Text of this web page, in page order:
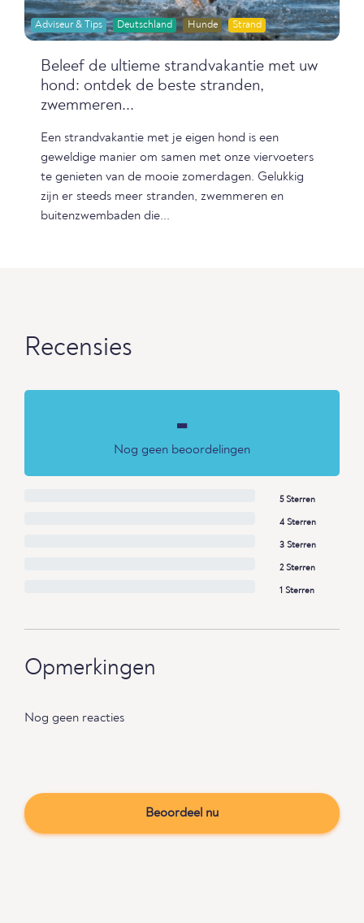
Adviseur & Tips Deutschland Hunde Strand
Beleef de ultieme strandvakantie met uw
hond: ontdek de beste stranden,
zwemmeren...
Een strandvakantie met je eigen hond is een
geweldige manier om samen met onze viervoeters
te genieten van de mooie zomerdagen. Gelukkig
zijn er steeds meer stranden, zwemmeren en
buitenzwembaden die...
Recensies
-
Nog geen beoordelingen
5 Sterren
4 Sterren
3 Sterren
2 Sterren
1 Sterren
Opmerkingen
Nog geen reacties
Beoordeel nu